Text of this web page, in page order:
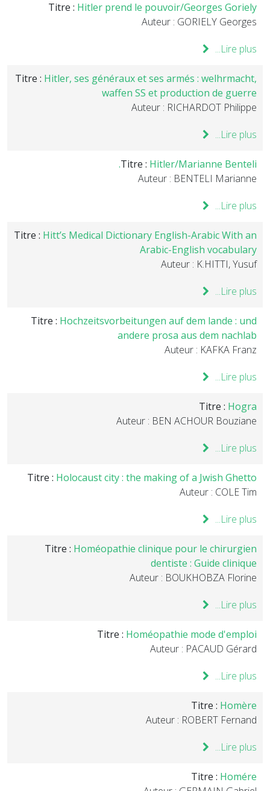
Titre : Hitler prend le pouvoir/Georges Goriely
Auteur : GORIELY Georges
Lire plus...
Titre : Hitler, ses généraux et ses armés : welhrmacht,
waffen SS et production de guerre
Auteur : RICHARDOT Philippe
Lire plus...
Titre : Hitler/Marianne Benteli.
Auteur : BENTELI Marianne
Lire plus...
Titre : Hitt’s Medical Dictionary English-Arabic With an
Arabic-English vocabulary
Auteur : K.HITTI, Yusuf
Lire plus...
Titre : Hochzeitsvorbeitungen auf dem lande : und
andere prosa aus dem nachlab
Auteur : KAFKA Franz
Lire plus...
Titre : Hogra
Auteur : BEN ACHOUR Bouziane
Lire plus...
Titre : Holocaust city : the making of a Jwish Ghetto
Auteur : COLE Tim
Lire plus...
Titre : Homéopathie clinique pour le chirurgien
dentiste : Guide clinique
Auteur : BOUKHOBZA Florine
Lire plus...
Titre : Homéopathie mode d'emploi
Auteur : PACAUD Gérard
Lire plus...
Titre : Homère
Auteur : ROBERT Fernand
Lire plus...
Titre : Homére